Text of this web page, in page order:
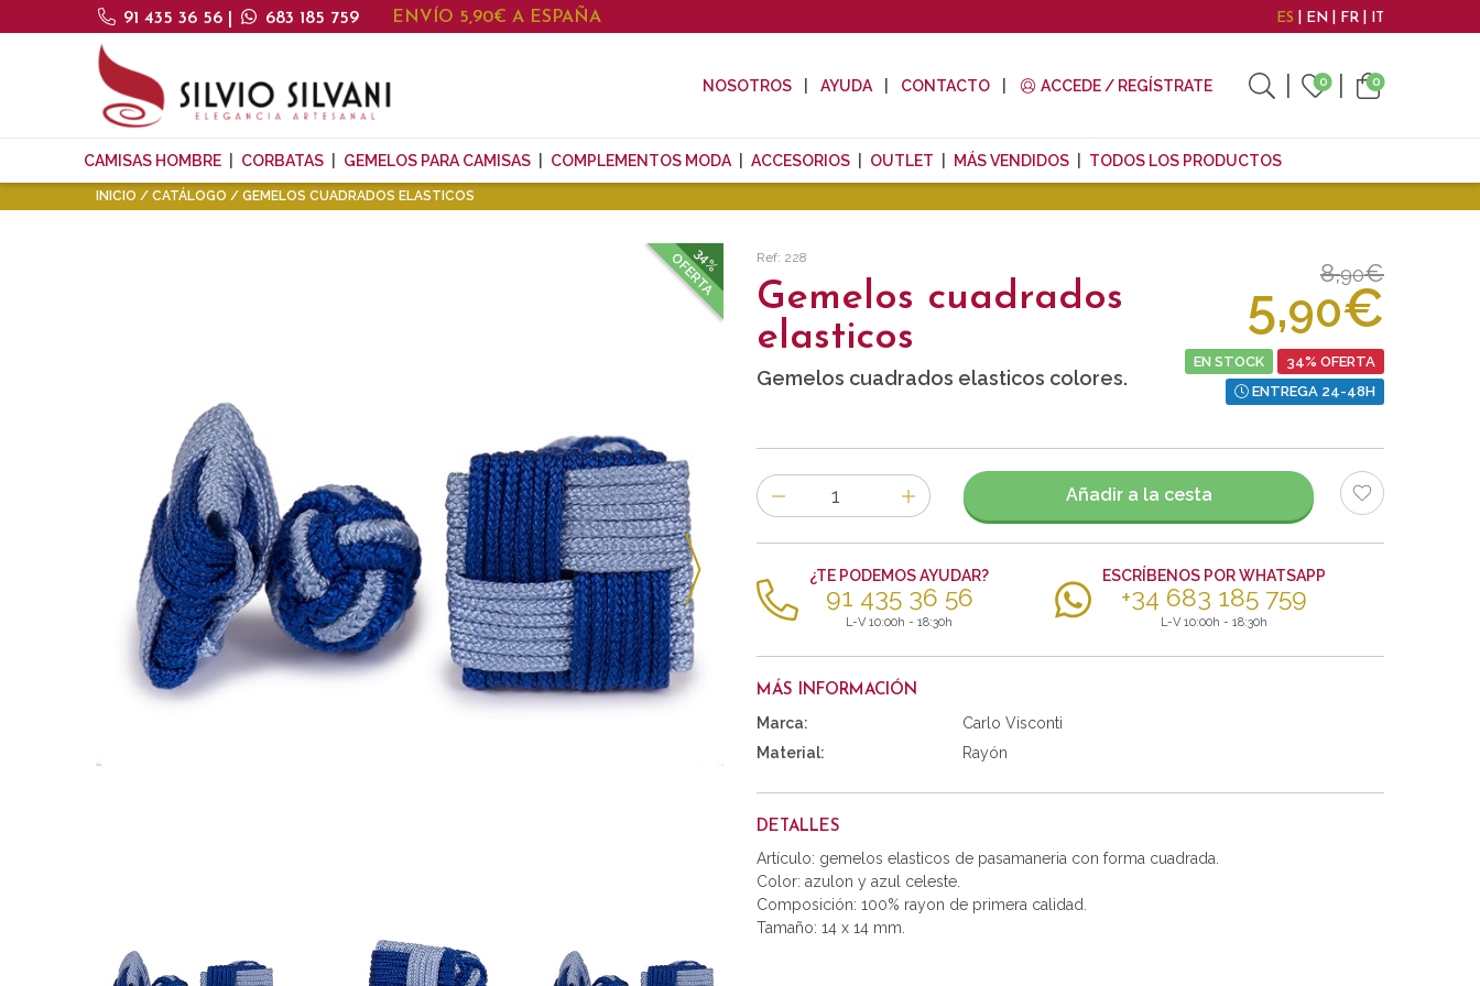
91 435 36 56 683 185 759 ENVÍO 5,90€ A ESPAÑA ES EN FR IT
NOSOTROS AYUDA CONTACTO ACCEDE / REGÍSTRATE 0 0
CAMISAS HOMBRE CORBATAS GEMELOS PARA CAMISAS COMPLEMENTOS MODA ACCESORIOS OUTLET MÁS VENDIDOS TODOS LOS PRODUCTOS
INICIO CATÁLOGO GEMELOS CUADRADOS ELASTICOS
34%
OFERTA Ref: 228
Gemelos cuadrados
elasticos
Gemelos cuadrados elasticos colores.
8,90€
5,90€
EN STOCK
34% OFERTA
ENTREGA 24-48H
Número
de
artículos
Añadir a la cesta
¿TE PODEMOS AYUDAR?
91 435 36 56
L-V 10:00h - 18:30h
ESCRÍBENOS POR WHATSAPP
+34 683 185 759
L-V 10:00h - 18:30h
MÁS INFORMACIÓN
Marca:
Carlo Visconti
Material:
Rayón
DETALLES
Artículo: gemelos elasticos de pasamaneria con forma cuadrada.
Color: azulon y azul celeste.
Composición: 100% rayon de primera calidad.
Tamaño: 14 x 14 mm.